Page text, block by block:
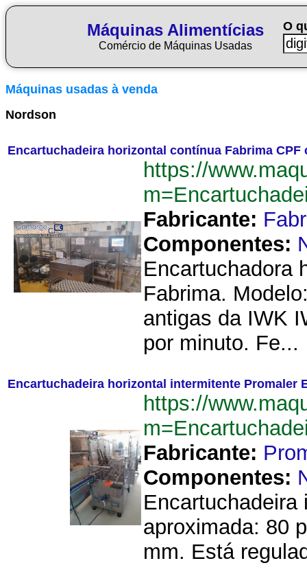
Máquinas Alimentícias
Comércio de Máquinas Usadas
O
Máquinas usadas à venda
Nordson
Encartuchadeira horizontal contínua Fabrima CPF
https://
Fabricante:
Componentes:
Encartuchadora
Fabrima.
antigas da IWK
por minuto. Fe...
Encartuchadeira horizontal intermitente Promaler
https://
Fabricante:
Componentes:
Encartuchadeira
aproximada: 80
mm. Está